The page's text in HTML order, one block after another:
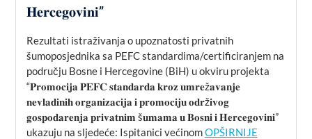
𝐇𝐞𝐫𝐜𝐞𝐠𝐨𝐯𝐢𝐧𝐢”
Rezultati istraživanja o upoznatosti privatnih
šumoposjednika sa PEFC standardima/certificiranjem na
području Bosne i Hercegovine (BiH) u okviru projekta
“𝐏𝐫𝐨𝐦𝐨𝐜𝐢𝐣𝐚 𝐏𝐄𝐅𝐂 𝐬𝐭𝐚𝐧𝐝𝐚𝐫𝐝𝐚 𝐤𝐫𝐨𝐳 𝐮𝐦𝐫𝐞ž𝐚𝐯𝐚𝐧𝐣𝐞
𝐧𝐞𝐯𝐥𝐚𝐝𝐢𝐧𝐢𝐡 𝐨𝐫𝐠𝐚𝐧𝐢𝐳𝐚𝐜𝐢𝐣𝐚 𝐢 𝐩𝐫𝐨𝐦𝐨𝐜𝐢𝐣𝐮 𝐨𝐝𝐫ž𝐢𝐯𝐨𝐠
𝐠𝐨𝐬𝐩𝐨𝐝𝐚𝐫𝐞𝐧𝐣𝐚 𝐩𝐫𝐢𝐯𝐚𝐭𝐧𝐢𝐦 š𝐮𝐦𝐚𝐦𝐚 𝐮 𝐁𝐨𝐬𝐧𝐢 𝐢 𝐇𝐞𝐫𝐜𝐞𝐠𝐨𝐯𝐢𝐧𝐢”
ukazuju na sljedeće: Ispitanici većinomOPŠIRNIJE